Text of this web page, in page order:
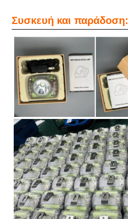
Συσκευή και παράδοση: